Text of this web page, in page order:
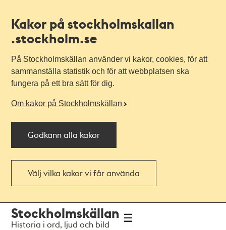
Kakor på stockholmskallan
.stockholm.se
På Stockholmskällan använder vi kakor, cookies, för att
sammanställa statistik och för att webbplatsen ska
fungera på ett bra sätt för dig.
Om kakor på Stockholmskällan
Godkänn alla kakor
Välj vilka kakor vi får använda
navigationen
huvudinnehållet
Stockholmskällan
Historia i ord, ljud och bild